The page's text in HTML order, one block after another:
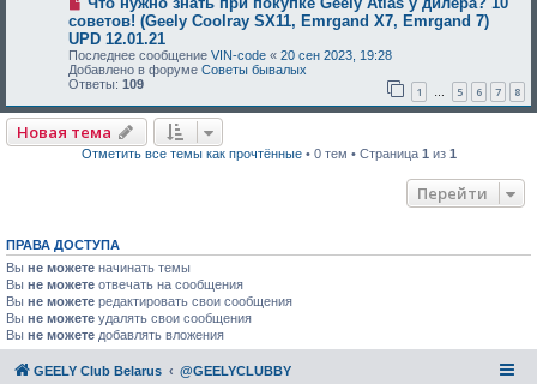
советов! (Geely Coolray SX11, Emrgand X7, Emrgand 7)
UPD 12.01.21
Последнее сообщение VIN-code « 20 сен 2023, 19:28
Добавлено в форуме Советы бывалых
Ответы: 109 1 … 5 6 7 8
Новая тема
Отметить все темы как прочтённые• 0 тем • Страница 1 из 1
Перейти
ПРАВА ДОСТУПА
Вы не можете начинать темы
Вы не можете отвечать на сообщения
Вы не можете редактировать свои сообщения
Вы не можете удалять свои сообщения
Вы не можете добавлять вложения
GEELY Club Belarus @GEELYCLUBBY